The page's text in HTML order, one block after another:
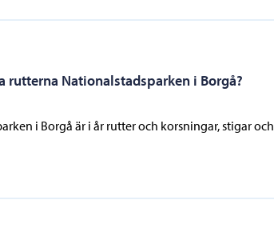
rutterna Nationalstadsparken i Borgå?
i Borgå är i år rutter och korsningar, stigar och